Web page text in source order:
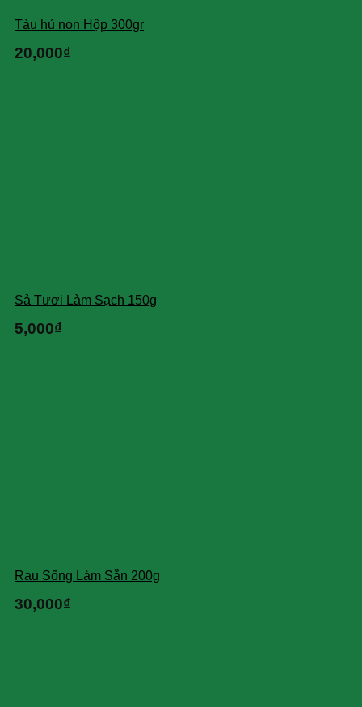
Tàu hủ non Hộp 300gr
20,000₫
Sả Tươi Làm Sạch 150g
5,000₫
Rau Sống Làm Sẵn 200g
30,000₫